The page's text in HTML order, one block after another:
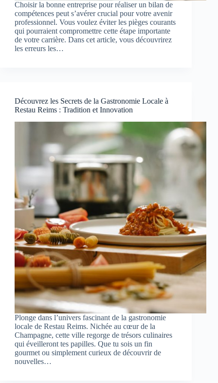
Choisir la bonne entreprise pour réaliser un bilan de
compétences peut s’avérer crucial pour votre avenir
professionnel. Vous voulez éviter les pièges courants
qui pourraient compromettre cette étape importante
de votre carrière. Dans cet article, vous découvrirez
les erreurs les…
Découvrez les Secrets de la Gastronomie Locale à
Restau Reims : Tradition et Innovation
Plonge dans l’univers fascinant de la gastronomie
locale de Restau Reims. Nichée au cœur de la
Champagne, cette ville regorge de trésors culinaires
qui éveilleront tes papilles. Que tu sois un fin
gourmet ou simplement curieux de découvrir de
nouvelles…